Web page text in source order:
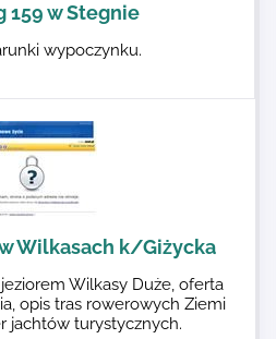
159 w Stegnie
wypoczynku.
Wilkasach k/Giżycka
Wilkasy Duże, oferta
opis tras rowerowych Ziemi
jachtów turystycznych.